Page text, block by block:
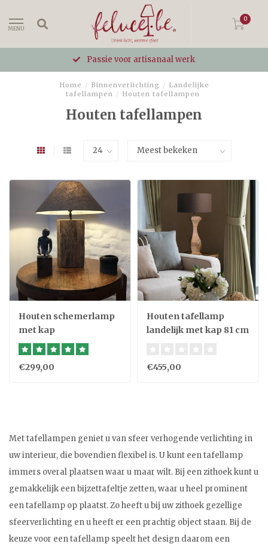
MENU
0
Passie voor artisanaal werk
Home / Binnenverlichting / Landelijke
tafellampen / Houten tafellampen
Houten tafellampen
Houten schemerlamp
met kap
€299,00
Houten tafellamp
landelijk met kap 81 cm
€455,00
Met tafellampen geniet u van sfeer verhogende verlichting in
uw interieur, die bovendien flexibel is. U kunt een tafellamp
immers overal plaatsen waar u maar wilt. Bij een zithoek kunt u
gemakkelijk een bijzettafeltje zetten, waar u heel prominent
een tafellamp op plaatst. Zo heeft u bij uw zithoek gezellige
sfeerverlichting en u heeft er een prachtig object staan. Bij de
keuze voor een tafellamp speelt het design daarom een